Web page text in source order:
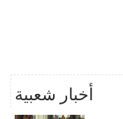
أخبار شعبية